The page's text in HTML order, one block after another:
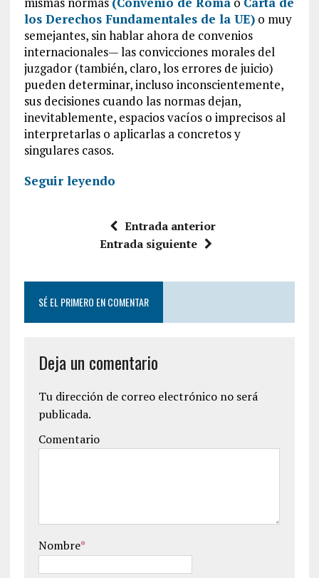
los Derechos Fundamentales de la UE)o muy
semejantes, sin hablar ahora de convenios
internacionales— las convicciones morales del
juzgador (también, claro, los errores de juicio)
pueden determinar, incluso inconscientemente,
sus decisiones cuando las normas dejan,
inevitablemente, espacios vacíos o imprecisos al
interpretarlas o aplicarlas a concretos y
singulares casos.
Seguir leyendo
Entrada anterior
Entrada siguiente
SÉ EL PRIMERO EN COMENTAR
Deja un comentario
Tu dirección de correo electrónico no será
publicada.
Comentario
Nombre*